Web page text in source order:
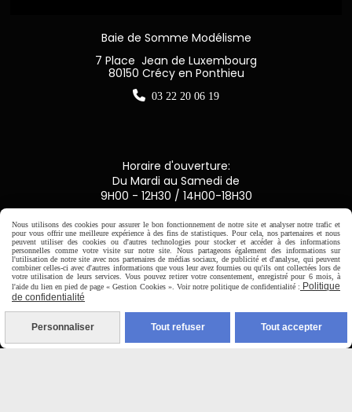
Baie de Somme Modélisme
7 Place Jean de Luxembourg
80150 Crécy en Ponthieu
 03 22 20 06 19
Horaire d'ouverture:
Du Mardi au Samedi de
9H00 - 12H30 / 14H00-18H30

Paiement sécurisé
Virement bancaire
Nous utilisons des cookies pour assurer le bon fonctionnement de notre site et analyser notre trafic et
pour vous offrir une meilleure expérience à des fins de statistiques. Pour cela, nos partenaires et nous
peuvent utiliser des cookies ou d'autres technologies pour stocker et accéder à des informations
personnelles comme votre visite sur notre site. Nous partageons également des informations sur
l'utilisation de notre site avec nos partenaires de médias sociaux, de publicité et d'analyse, qui peuvent
combiner celles-ci avec d'autres informations que vous leur avez fournies ou qu'ils ont collectées lors de
votre utilisation de leurs services. Vous pouvez retirer votre consentement, enregistré pour 6 mois, à
l'aide du lien en pied de page « Gestion Cookies ». Voir notre politique de confidentialité : Politique
de confidentialité
Personnaliser Tout refuser Tout accepter